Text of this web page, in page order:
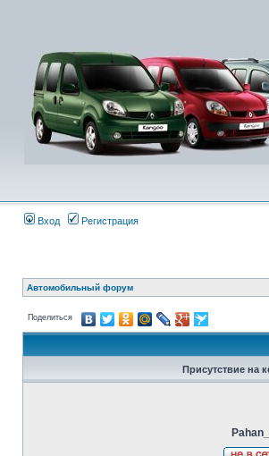
Вход Регистрация
Автомобильный форум
Поделиться
Присутствие на